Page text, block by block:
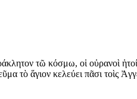
τῶ κόσμω, οἱ οὐρανοὶ
τὸ ἅγιον κελεύει πᾶσι τοὶς